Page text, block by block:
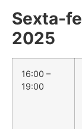
Sexta-
2025
16:00 –
19:00